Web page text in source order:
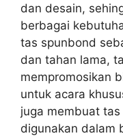
dan desain,
berbagai
tas spunbond
dan tahan lama,
mempromosikan
untuk acara
juga membuat
digunakan dalam